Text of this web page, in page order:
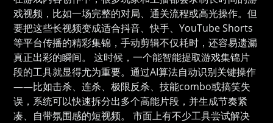
戏视频，比如一场完整的对局、通关流程或高光操作。但
要把这些长视频变成适合抖音、快手、YouTube Shorts
等平台传播的精彩集锦，手动剪辑不仅耗时，还容易遗漏
真正出彩的瞬间。 这时候，一个能智能提取游戏集锦片
段的工具就显得尤为重要。通过AI算法自动识别关键操作
——比如击杀、连杀、极限反杀、技能combo或搞笑失
误，系统可以快速拆分出多个高能片段，并生成节奏紧
凑、自带氛围感的短视频。 市面上有不少工具尝试解决